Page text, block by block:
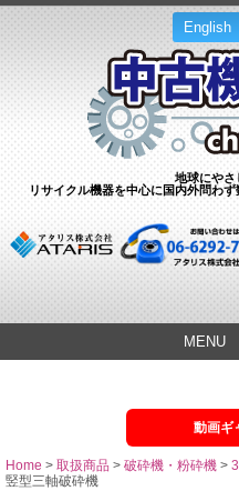
English
地球にや
リサイクル機器を中心に国内外問わ
MENU
動画ギ
Home > 取扱商品 > 破砕機・粉砕機 >
竪型三軸破砕機